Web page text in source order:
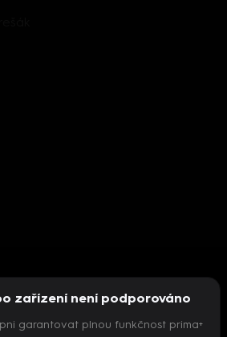
zařízení není podporováno
garantovat plnou funkčnost prima+